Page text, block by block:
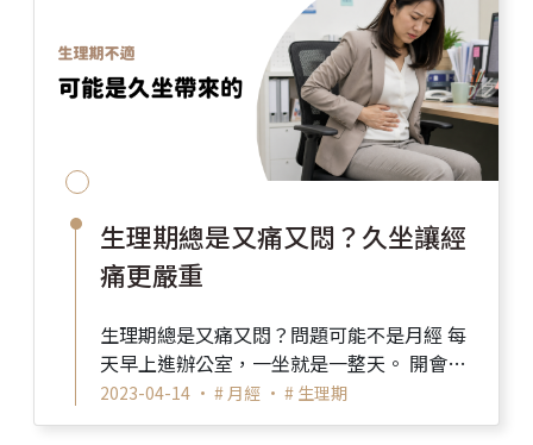
生理期總是又痛又悶？久坐讓經
痛更嚴重
生理期總是又痛又悶？問題可能不是月經 每
天早上進辦公室，一坐就是一整天。 開會、
回信、趕報告，忙到連喝水、起身走動的時
間都沒有。 ...
2023-04-14 • # 月經 • # 生理期